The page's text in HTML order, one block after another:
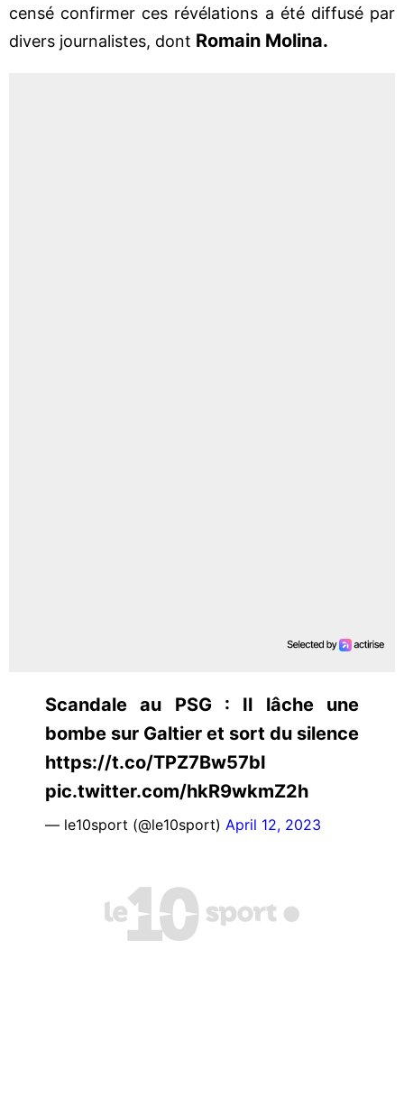
censé confirmer ces révélations a été diffusé par
divers journalistes, dont Romain Molina.
Scandale au PSG : Il lâche une
bombe sur Galtier et sort du silence
https://t.co/TPZ7Bw57bI
pic.twitter.com/hkR9wkmZ2h
— le10sport (@le10sport) April 12, 2023